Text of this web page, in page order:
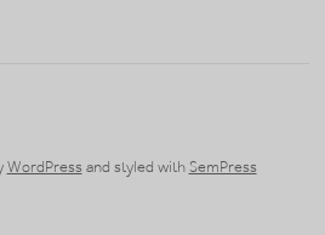
WordPress and styled with SemPress